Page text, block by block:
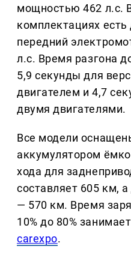
мощностью 462 л.с.
комплектациях
передний
л.с. Время разгона
5,9 секунды для
двигателем и 4,7
двумя двигателями.
Все модели
аккумулятором
хода для
составляет 605 км,
— 570 км. Время
10% до 80%
carexpo.